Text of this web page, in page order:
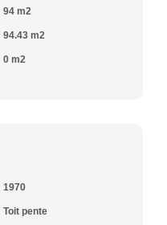
94 m2
94.43 m2
0 m2
1970
Toit pente